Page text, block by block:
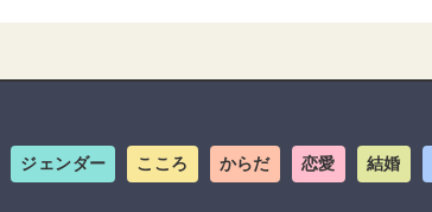
ジェンダー こころ からだ 恋愛 結婚